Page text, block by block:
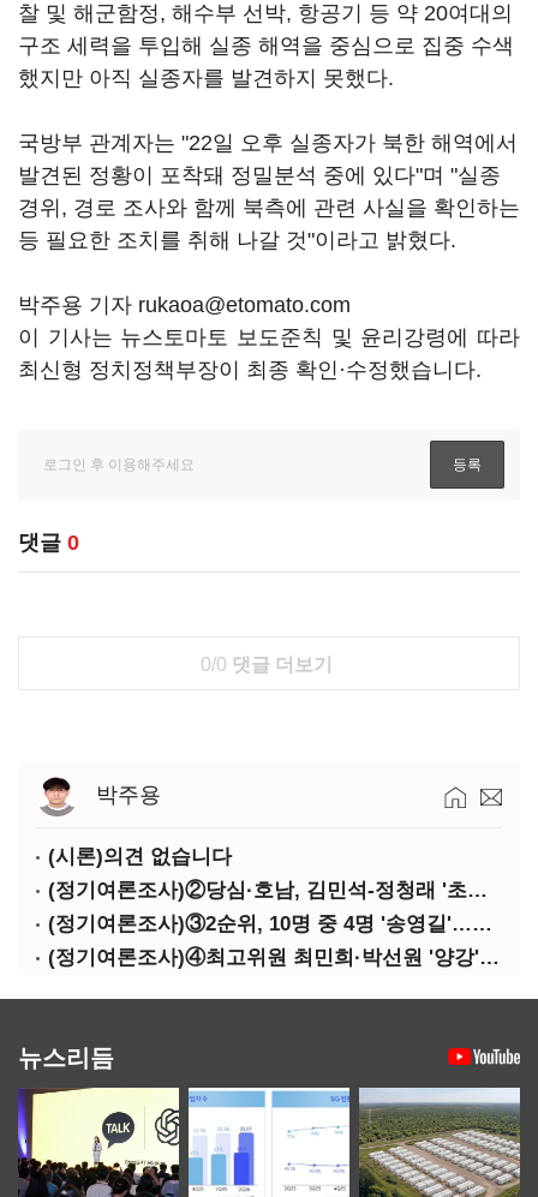
찰 및 해군함정, 해수부 선박, 항공기 등 약 20여대의
구조 세력을 투입해 실종 해역을 중심으로 집중 수색
했지만 아직 실종자를 발견하지 못했다.
국방부 관계자는 "22일 오후 실종자가 북한 해역에서
발견된 정황이 포착돼 정밀분석 중에 있다"며 "실종
경위, 경로 조사와 함께 북측에 관련 사실을 확인하는
등 필요한 조치를 취해 나갈 것"이라고 밝혔다.
박주용 기자 rukaoa@etomato.com
이 기사는 뉴스토마토 보도준칙 및 윤리강령에 따라
최신형 정치정책부장이 최종 확인·수정했습니다.
댓글 0
0/0 댓글 더보기
박주용
(시론)의견 없습니다
(정기여론조사)②당심·호남, 김민석-정청래 '초접전'
(정기여론조사)③2순위, 10명 중 4명 '송영길'…정청래 '한 자릿수'
(정기여론조사)④최고위원 최민희·박선원 '양강'…서미화·이성윤·임미애 뒤이어
뉴스리듬